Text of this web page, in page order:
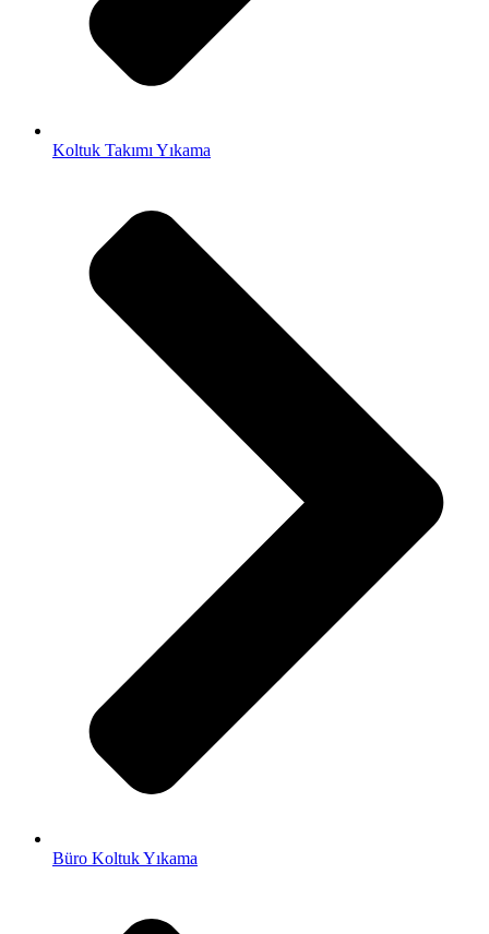
Koltuk Takımı Yıkama
Büro Koltuk Yıkama